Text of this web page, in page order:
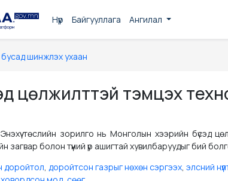
Нүүр Байгууллага Ангилал
шинжлэх ухаан
цөлжилттэй тэмцэх
Энэхүү төслийн зорилго нь Монголын хээрийн бүсэд
загвар болон түүний үр ашигтай хувилбаруудыг бий
доройтол, доройтсон газрыг нөхөн сэргээх, элсний